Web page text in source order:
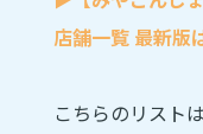
店舗一覧 最新版
こちらのリスト